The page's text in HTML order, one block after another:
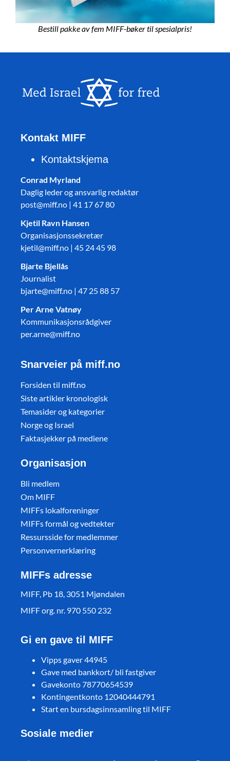
Bestill pakke av fem MIFF-bøker til spesialpris!
Kontakt MIFF
Kontaktskjema
Conrad Myrland
Daglig leder og ansvarlig redaktør
post@miff.no | 41 17 67 80
Kjetil Ravn Hansen
Organisasjonssekretær
kjetil@miff.no | 45 24 45 98
Bjarte Bjellås
Journalist
bjarte@miff.no | 47 25 88 57
Per Arne Vatnøy
Kommunikasjonsrådgiver
per.arne@miff.no
Snarveier på miff.no
Forsiden til miff.no
Siste artikler kronologisk
Temasider og kategorier
Norge og Israel
Faktasjekker på mediene
Organisasjon
Bli medlem
Om MIFF
MIFFs lokalforeninger
MIFFs formål og vedtekter
Ressursside for medlemmer
Personvernerklæring
MIFFs adresse
MIFF, Pb 18, 3051 Mjøndalen
MIFF org. nr. 970 550 232
Gi en gave til MIFF
Vipps gaver 44945
Gave med bankkort/ bli fastgiver
Gavekonto 78770654539
Kontingentkonto 12040444791
Start en bursdagsinnsamling til MIFF
Sosiale medier